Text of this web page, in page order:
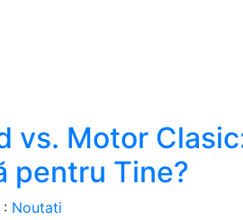
vs. Motor
pentru Tine?
: Noutati